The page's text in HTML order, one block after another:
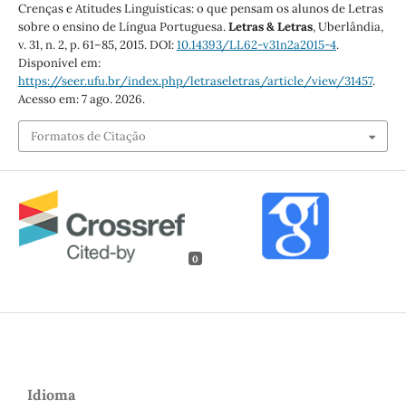
Crenças e Atitudes Linguísticas: o que pensam os alunos de Letras
sobre o ensino de Língua Portuguesa.Letras & Letras, Uberlândia,
v. 31, n. 2, p. 61–85, 2015. DOI:10.14393/LL62-v31n2a2015-4.
Disponível em:
https://seer.ufu.br/index.php/letraseletras/article/view/31457.
Acesso em: 7 ago. 2026.
Formatos de Citação
0
Idioma